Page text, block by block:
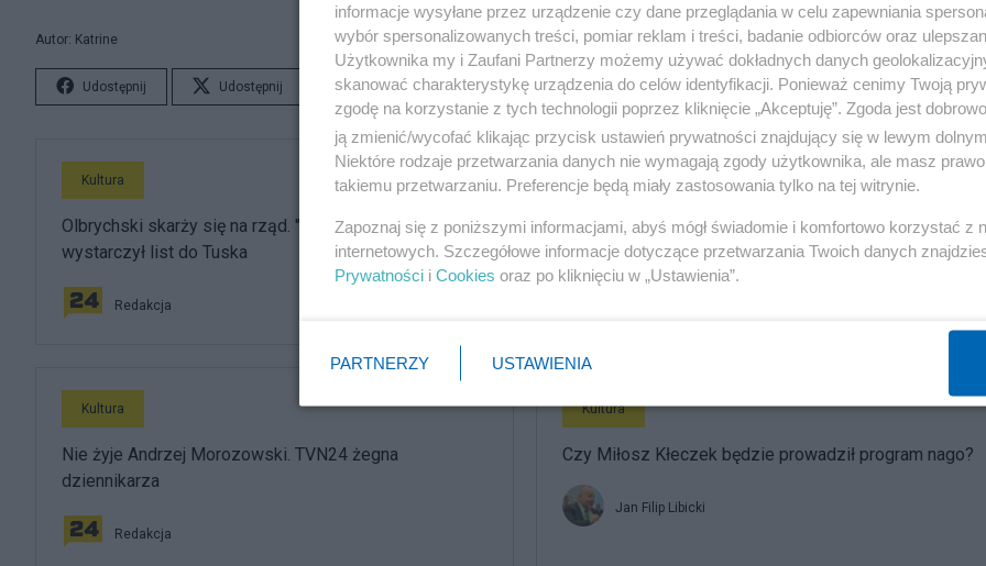
Autor: Katrine
Udostępnij Udostępnij Lubię to! Skomentuj 33 Obserwuj notkę
Kultura
Olbrychski skarży się na rząd. "Napluł mi w twarz", ale
wystarczył list do Tuska
Redakcja
Kultura
Uświetnił rocznicę prezydentury Nawrockiego. Kim jest
Eldo?
Kultura
Nie żyje Andrzej Morozowski. TVN24 żegna
dziennikarza
Redakcja
Kultura
Czy Miłosz Kłeczek będzie prowadził program nago?
Jan Filip Libicki
informacje wysyłane przez urządzenie czy dane przeglądania w celu zapewniania
wybór spersonalizowanych treści, pomiar reklam i treści, badanie odbiorców oraz
Użytkownika my i Zaufani Partnerzy możemy używać dokładnych danych
skanować charakterystykę urządzenia do celów identyfikacji. Ponieważ cenimy Twoją
zgodę na korzystanie z tych technologii poprzez kliknięcie „Akceptuję”. Zgoda jest
ją zmienić/wycofać klikając przycisk ustawień prywatności znajdujący się w lewym
Niektóre rodzaje przetwarzania danych nie wymagają zgody użytkownika, ale masz
takiemu przetwarzaniu. Preferencje będą miały zastosowania tylko na tej witrynie.
Zapoznaj się z poniższymi informacjami, abyś mógł świadomie i komfortowo korzystać z
internetowych. Szczegółowe informacje dotyczące przetwarzania Twoich danych
Prywatności i Cookies oraz po kliknięciu w „Ustawienia”.
PARTNERZY USTAWIENIA